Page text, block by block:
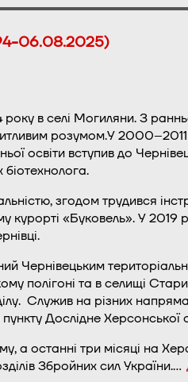
06.08.2025)
в селі Могиляни. З
розумом.У
освіти вступив до
згодом трудився
курорті «Буковель». У
Чернівецьким
полігоні та в селищі
Служив на різних
Дослідне Херсонської
а останні три місяці на
Збройних сил України.…